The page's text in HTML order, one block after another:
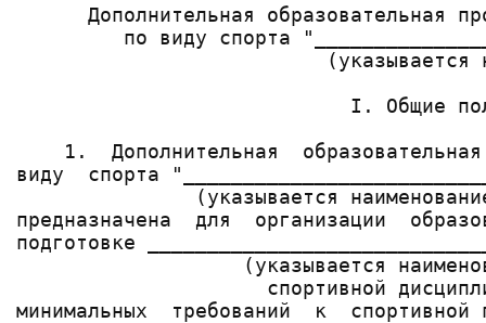
Дополнительная образовательная
по виду спорта
(указывается
I. Общие
1.  Дополнительная
виду  спорта
(указывается
предназначена  для  организации
подготовке
(указывается
спортивной
минимальных  требований  к  спортивной